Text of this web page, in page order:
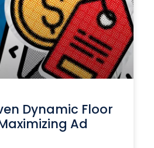
Dynamic Floor
Ad